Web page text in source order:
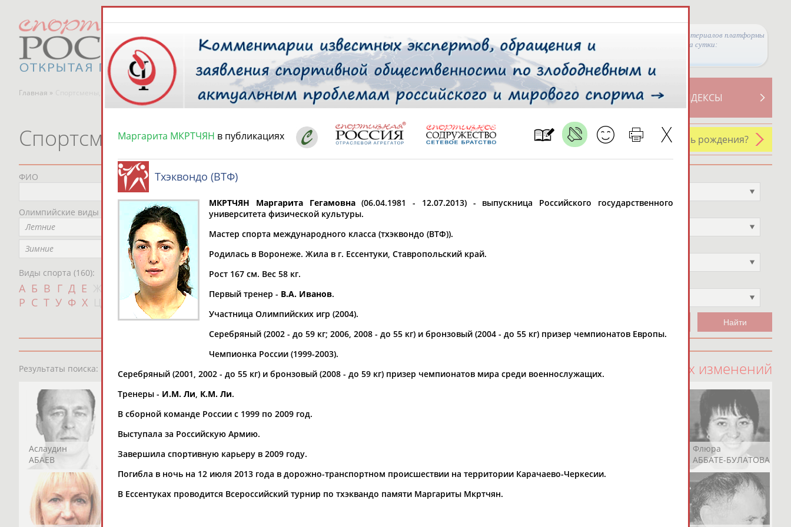
Просмотры материалов платформы
за сутки:
Главная » Спортсмены, тренеры и специалисты СВОДНЫЕ ИНДЕКСЫ
ТАБЛО АКТИВНОСТИ
РЕСУРСНАЯ ПЛОЩАДКА
У кого сегодня день рождения?
Спортсмены, тренеры и специалисты
ФИО
Олимпийские виды спорта
Летние
Зимние
Виды спорта (160):
А Б В Г Д Е К Л М Н О
П
Р С Т У Ф Х Ш Щ Э Ю Я
* для действующих спортсменов
Место рождения
Не выбран
с
чч мм год
Результаты поиска: 13181персон 100 последних изменений
Аслаудин
АБАЕВ
АБАИМОВА
АБАКУМОВА
АБАЛАКИНА
Флюра
АББАТЕ-БУЛАТОВА
Маргарита МКРТЧЯН в публикациях
Тхэквондо (ВТФ)
МКРТЧЯН Маргарита Гегамовна(06.04.1981 - 12.07.2013) - выпускница Российского государственного
университета физической культуры.
Мастер спорта международного класса (тхэквондо (ВТФ)).
Родилась в Воронеже. Жила в г. Ессентуки, Ставропольский край.
Рост 167 см. Вес 58 кг.
Первый тренер - В.А. Иванов.
Участница Олимпийских игр (2004).
Серебряный (2002 - до 59 кг; 2006, 2008 - до 55 кг) и бронзовый (2004 - до 55 кг) призер чемпионатов Европы.
Чемпионка России (1999-2003).
Серебряный (2001, 2002 - до 55 кг) и бронзовый (2008 - до 59 кг) призер чемпионатов мира среди военнослужащих.
Тренеры - И.М. Ли К.М. Ли.
В сборной команде России с 1999 по 2009 год.
Выступала за Российскую Армию.
Завершила спортивную карьеру в 2009 году.
Погибла в ночь на 12 июля 2013 года в дорожно-транспортном происшествии на территории Карачаево-Черкесии.
В Ессентуках проводится Всероссийский турнир по тхэквандо памяти Маргариты Мкртчян.